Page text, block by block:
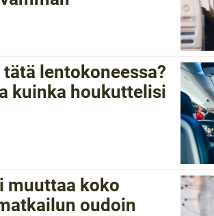
lentokoneessa?
kuinka houkuttelisi
muuttaa koko
oudoin